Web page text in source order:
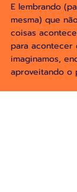
E lembrando
mesma) que
coisas
para
imaginamos,
aproveitando o